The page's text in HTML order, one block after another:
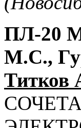
ПЛ-20
М.С.,
Титков